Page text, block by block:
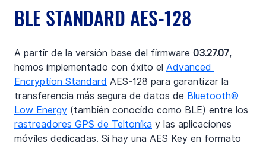
BLE STANDARD AES-128
A partir de la versión base del firmware 03.27.07,
hemos implementado con éxito el Advanced
Encryption Standard AES-128 para garantizar la
transferencia más segura de datos de Bluetooth®
Low Energy (también conocido como BLE) entre los
rastreadores GPS de Teltonika y las aplicaciones
móviles dedicadas. Si hay una AES Key en formato